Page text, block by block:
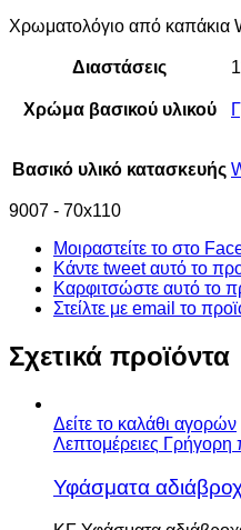
Χρωματολόγιο από καπάκια
Διαστάσεις
Χρώμα βασικού υλικού
Βασικό υλικό κατασκευής
9007 - 70x110
Μοιραστείτε το στο
Κάντε tweet αυτό το
Καρφιτσώστε αυτό το
Στείλτε με email το
Σχετικά προϊόντα
Δείτε το καλάθι αγορών
Λεπτομέρειες Γρήγορη
Υφάσματα